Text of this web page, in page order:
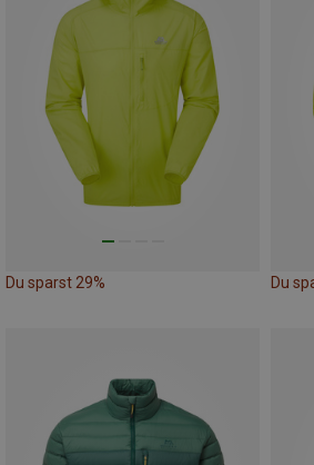
Du sparst 29% Du